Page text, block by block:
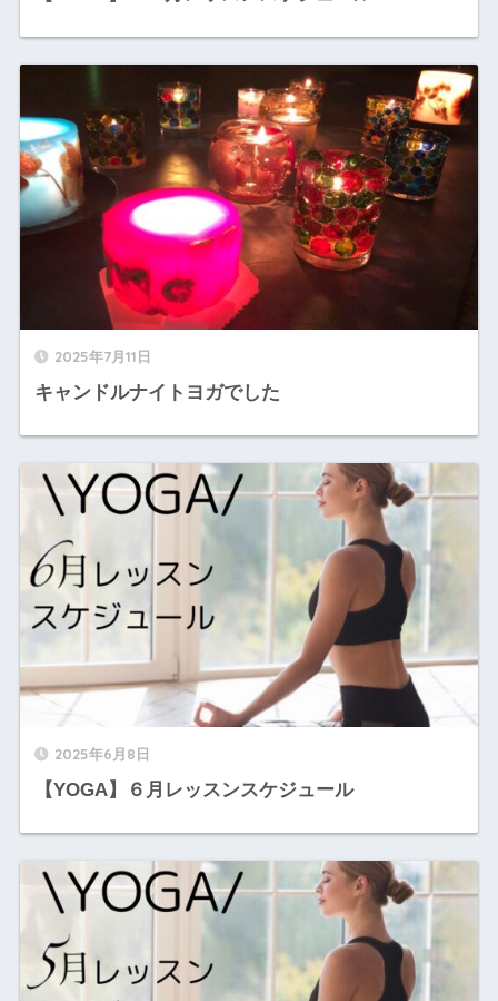
2025年7月11日
キャンドルナイトヨガでした
2025年6月8日
【YOGA】６月レッスンスケジュール